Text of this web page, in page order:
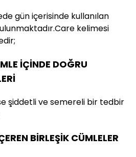
gün içerisinde kullanılan
kelimesi
İÇİNDE DOĞRU
şiddetli ve semereli bir tedbir
BİRLEŞİK CÜMLELER